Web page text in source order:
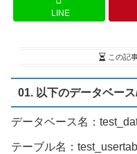
LINE
この記
01. 以下のデータベース
データベース名：
テーブル名：